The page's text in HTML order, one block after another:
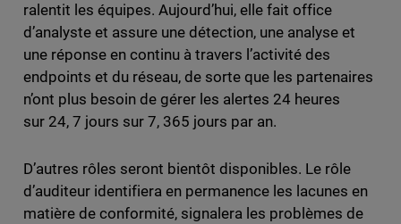
ralentit les équipes. Aujourd’hui, elle fait office
d’analyste et assure une détection, une analyse et
une réponse en continu à travers l’activité des
endpoints et du réseau, de sorte que les partenaires
n’ont plus besoin de gérer les alertes 24 heures
sur 24, 7 jours sur 7, 365 jours par an.
D’autres rôles seront bientôt disponibles. Le rôle
d’auditeur identifiera en permanence les lacunes en
matière de conformité, signalera les problèmes de